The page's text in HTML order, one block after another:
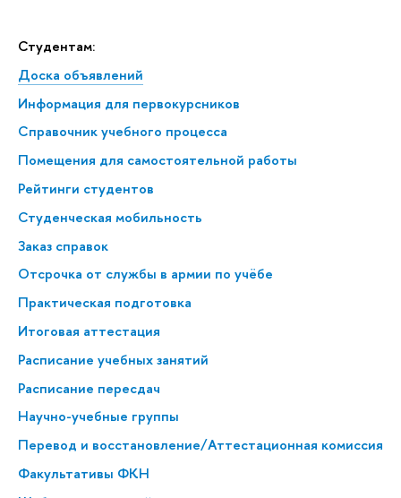
Студентам:
Доска объявлений
Информация для первокурсников
Справочник учебного процесса
Помещения для самостоятельной работы
Рейтинги студентов
Студенческая мобильность
Заказ справок
Отсрочка от службы в армии по учёбе
Практическая подготовка
Итоговая аттестация
Расписание учебных занятий
Расписание пересдач
Научно-учебные группы
Перевод и восстановление/Аттестационная комиссия
Факультативы ФКН